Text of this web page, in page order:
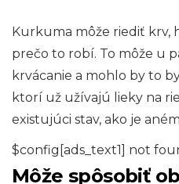
Kurkuma môže riediť krv,
prečo to robí. To môže u
krvácanie a mohlo by to
ktorí už užívajú lieky na
existujúci stav, ako je
$config[ads_text1] not
Môže spôsobiť